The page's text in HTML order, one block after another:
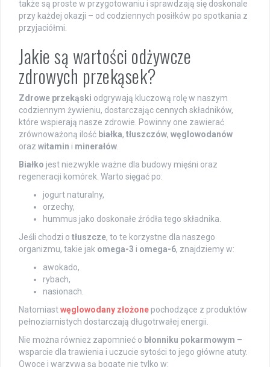
także są proste w przygotowaniu i sprawdzają się doskonale
przy każdej okazji – od codziennych posiłków po spotkania z
przyjaciółmi.
Jakie są wartości odżywcze
zdrowych przekąsek?
Zdrowe przekąski odgrywają kluczową rolę w naszym
codziennym żywieniu, dostarczając cennych składników,
które wspierają nasze zdrowie. Powinny one zawierać
zrównoważoną ilość białka, tłuszczów, węglowodanów
oraz witamin i minerałów
Białko jest niezwykle ważne dla budowy mięśni oraz
regeneracji komórek. Warto sięgać po:
jogurt naturalny,
orzechy,
hummus jako doskonałe źródła tego składnika.
Jeśli chodzi o tłuszcze, to te korzystne dla naszego
organizmu, takie jak omega-3 i omega-6, znajdziemy w:
awokado,
rybach,
nasionach.
Natomiastwęglowodany złożone pochodzące z produktów
pełnoziarnistych dostarczają długotrwałej energii.
Nie można również zapomnieć o błonniku pokarmowym –
wsparcie dla trawienia i uczucie sytości to jego główne atuty.
Owoce i warzywa są bogate nie tylko w: